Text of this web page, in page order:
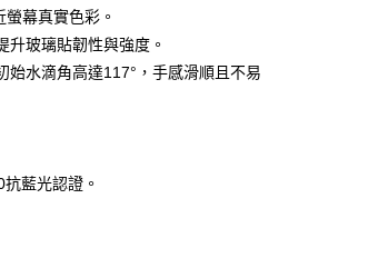
需立刻繳費，但若您需要取消訂單，請聯
意取消之訂單仍視為有效，需透過AFTEE
享後付 」之結帳頁面顯示為準，若有關於
退款等相關疑問，請聯繫「AFTEE先享後
提供個人資料，並將交易相關給付款項請
公司。
上)免運費
上)免運費
幕真實色彩。
玻璃貼韌性與強度。
始水滴角高達117°，手感滑順且不易
藍光認證。